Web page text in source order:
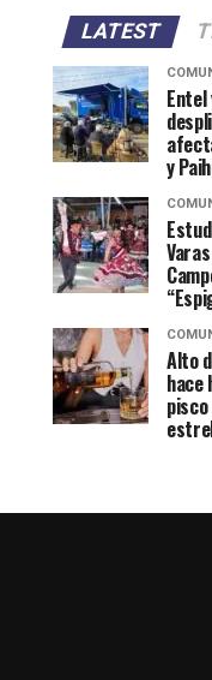
LATEST
y
Alto
hace